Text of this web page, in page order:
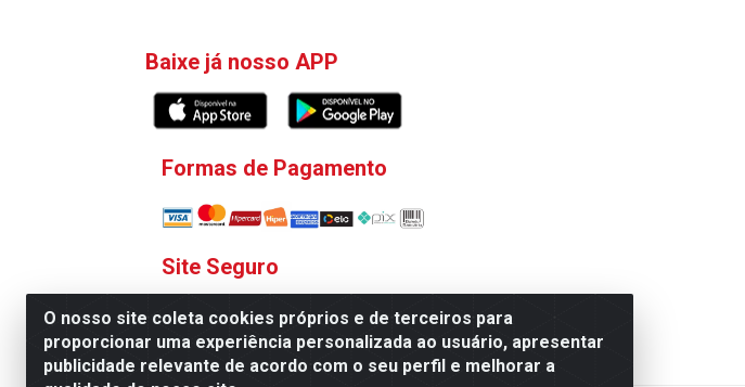
O nosso site coleta cookies próprios e de terceiros para
proporcionar uma experiência personalizada ao usuário, apresentar
publicidade relevante de acordo com o seu perfil e melhorar a
Baixe já nosso APP
Formas de Pagamento
Site Seguro